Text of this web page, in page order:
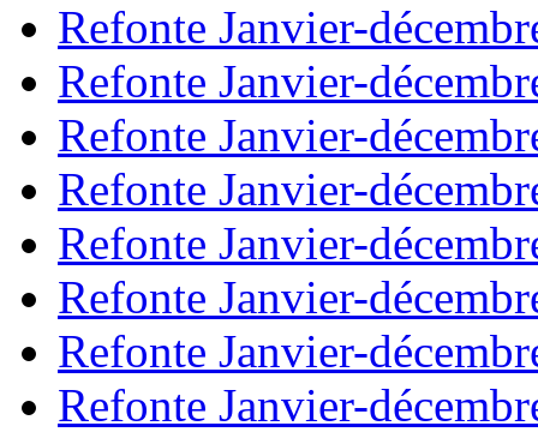
Refonte Janvier-
Refonte Janvier-
Refonte Janvier-
Refonte Janvier-
Refonte Janvier-
Refonte Janvier-
Refonte Janvier-
Refonte Janvier-